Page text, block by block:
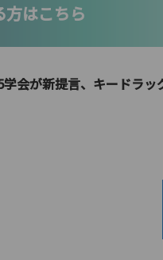
方はこちら
会が新提言、キードラッ